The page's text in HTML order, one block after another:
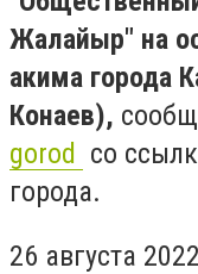
Жалайыр" на
акима города
Конаев),
gorod со
города.
26 августа